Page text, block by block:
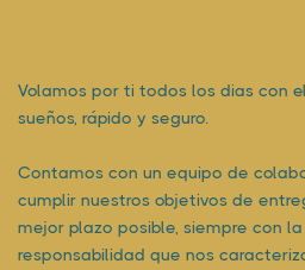
Volamos por ti todos los dias con
sueños, rápido y seguro.
Contamos con un equipo de
cumplir nuestros objetivos de
mejor plazo posible, siempre con
responsabilidad que nos